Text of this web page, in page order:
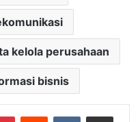
kelola perusahaan
bisnis
PinterestReddit VKontakteShare via Email